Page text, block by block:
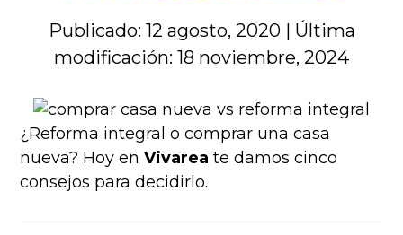
Publicado: 12 agosto, 2020| Última
modificación: 18 noviembre, 2024
¿Reforma integral o comprar una casa
nueva? Hoy enVivarea te damos cinco
consejos para decidirlo.